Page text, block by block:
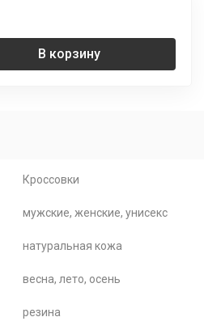
В корзину
Кроссовки
мужские, женские, унисекс
натуральная кожа
весна, лето, осень
резина